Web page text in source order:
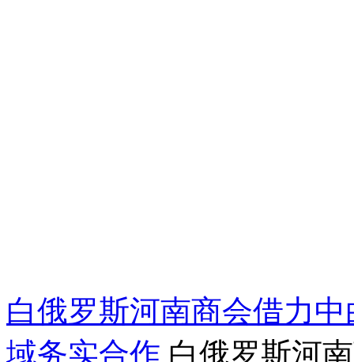
白俄罗斯河南商会借力
域务实合作 白俄罗斯河